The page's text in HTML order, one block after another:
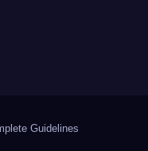
Guidelines